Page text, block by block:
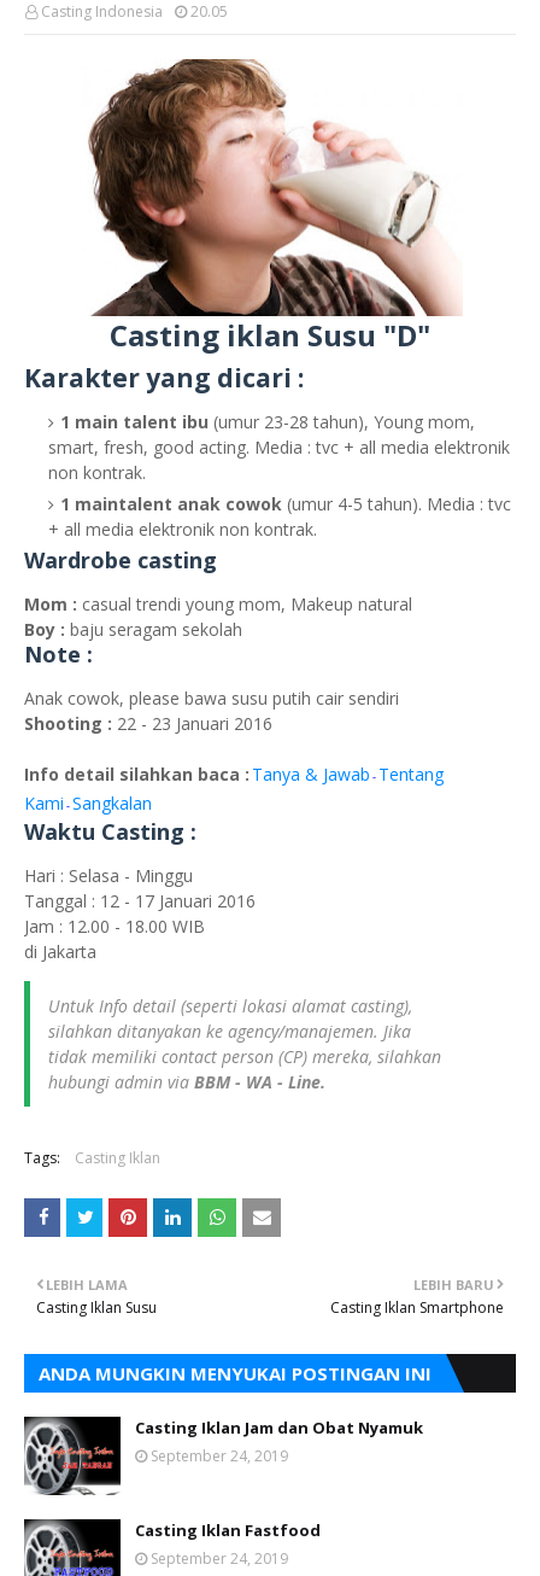
Casting Indonesia 20.05
Casting iklan Susu "D"
Karakter yang dicari :
1 main talent ibu (umur 23-28 tahun), Young mom,
smart, fresh, good acting. Media : tvc + all media elektronik
non kontrak.
1 maintalent anak cowok (umur 4-5 tahun). Media : tvc
+ all media elektronik non kontrak.
Wardrobe casting
Mom : casual trendi young mom, Makeup natural
Boy : baju seragam sekolah
Note :
Anak cowok, please bawa susu putih cair sendiri
Shooting : 22 - 23 Januari 2016
Info detail silahkan baca : Tanya & Jawab - Tentang
Kami - Sangkalan
Waktu Casting :
Hari : Selasa - Minggu
Tanggal : 12 - 17 Januari 2016
Jam : 12.00 - 18.00 WIB
di Jakarta
Untuk Info detail (seperti lokasi alamat casting),
silahkan ditanyakan ke agency/manajemen. Jika
tidak memiliki contact person (CP) mereka, silahkan
hubungi admin via BBM - WA - Line.
Tags: Casting Iklan
LEBIH BARU
Casting Iklan Smartphone
LEBIH LAMA
Casting Iklan Susu
ANDA MUNGKIN MENYUKAI POSTINGAN INI
Casting Iklan Jam dan Obat Nyamuk
September 24, 2019
Casting Iklan Fastfood
September 24, 2019